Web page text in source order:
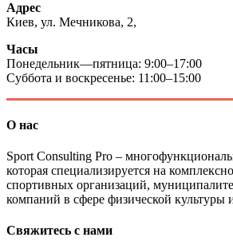
Адрес
Киев, ул. Мечникова, 2,
Часы
Понедельник—пятница: 9:00–17:00
Суббота и воскресенье: 11:00–15:00
О нас
Sport Consulting Pro –
которая специализируется на
спортивных организаций,
компаний в сфере физической культуры
Свяжитесь с нами